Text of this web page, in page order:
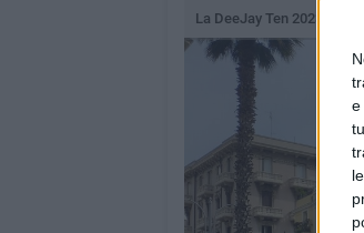
e
La DeeJay Ten 2023 a Bari